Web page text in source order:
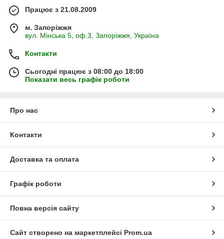
Працює з 21.08.2009
м. Запоріжжя
вул. Мінська 5, оф.3, Запоріжжя, Україна
Контакти
Сьогодні працює з 08:00 до 18:00
Показати весь графік роботи
Про нас
Контакти
Доставка та оплата
Графік роботи
Повна версія сайту
Сайт створено на маркетплейсі Prom.ua